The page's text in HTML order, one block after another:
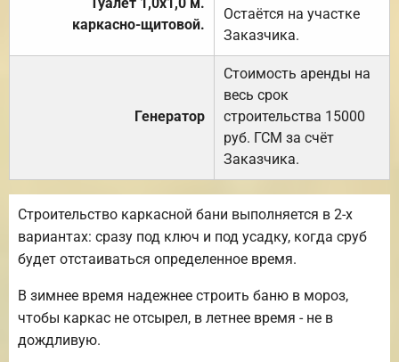
каркасно-щитовой.
Остаётся на участке
Заказчика.
Генератор
Стоимость аренды на
весь срок
строительства 15000
руб. ГСМ за счёт
Заказчика.
Строительство каркасной бани выполняется в 2-х
вариантах: сразу под ключ и под усадку, когда сруб
будет отстаиваться определенное время.
В зимнее время надежнее строить баню в мороз,
чтобы каркас не отсырел, в летнее время - не в
дождливую.